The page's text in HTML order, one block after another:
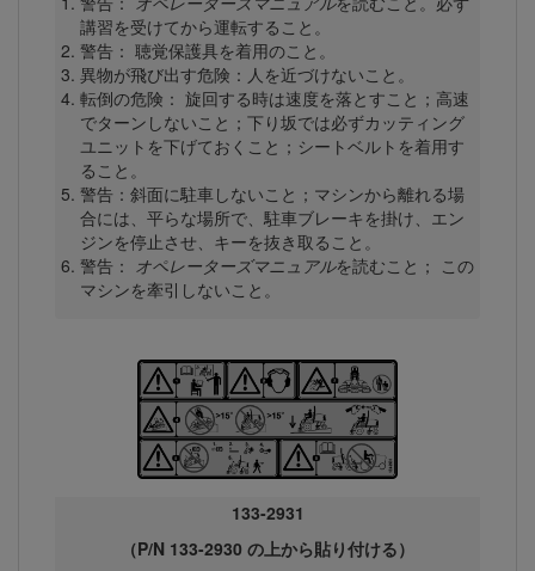
講習を受けてから運転すること。
警告： 聴覚保護具を着用のこと。
異物が飛び出す危険：人を近づけないこと。
転倒の危険： 旋回する時は速度を落とすこと；高速
でターンしないこと；下り坂では必ずカッティング
ユニットを下げておくこと；シートベルトを着用す
ること。
警告：斜面に駐車しないこと；マシンから離れる場
合には、平らな場所で、駐車ブレーキを掛け、エン
ジンを停止させ、キーを抜き取ること。
警告： オペレーターズマニュアルを読むこと； この
マシンを牽引しないこと。
133-2931
（P/N 133-2930 の上から貼り付ける）